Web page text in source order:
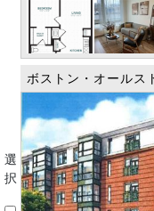
選
択
ボストン・オールス